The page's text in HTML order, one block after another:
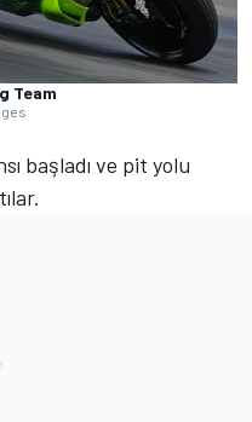
Team
başladı ve pit yolu